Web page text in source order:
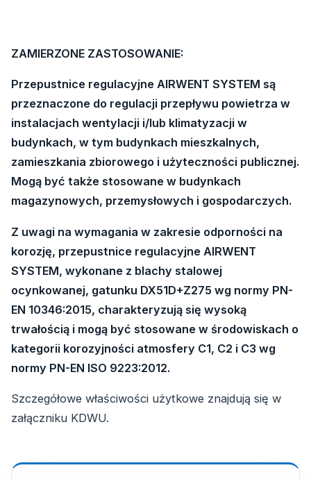
ZAMIERZONE ZASTOSOWANIE:
Przepustnice regulacyjne AIRWENT SYSTEM są
przeznaczone do regulacji przepływu powietrza w
instalacjach wentylacji i/lub klimatyzacji w
budynkach, w tym budynkach mieszkalnych,
zamieszkania zbiorowego i użyteczności publicznej.
Mogą być także stosowane w budynkach
magazynowych, przemysłowych i gospodarczych.
Z uwagi na wymagania w zakresie odporności na
korozję, przepustnice regulacyjne AIRWENT
SYSTEM, wykonane z blachy stalowej
ocynkowanej, gatunku DX51D+Z275 wg normy PN-
EN 10346:2015, charakteryzują się wysoką
trwałością i mogą być stosowane w środowiskach o
kategorii korozyjności atmosfery C1, C2 i C3 wg
normy PN-EN ISO 9223:2012.
Szczegółowe właściwości użytkowe znajdują się w
załączniku KDWU.